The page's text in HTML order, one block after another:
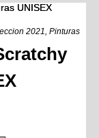
2021, Pinturas